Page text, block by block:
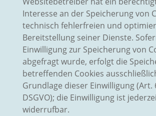
Interesse an der Speicherung von
technisch fehlerfreien und
Bereitstellung seiner Dienste.
Einwilligung zur Speicherung von
abgefragt wurde, erfolgt die
betreffenden Cookies
Grundlage dieser Einwilligung (Art.
DSGVO); die Einwilligung ist
widerrufbar.